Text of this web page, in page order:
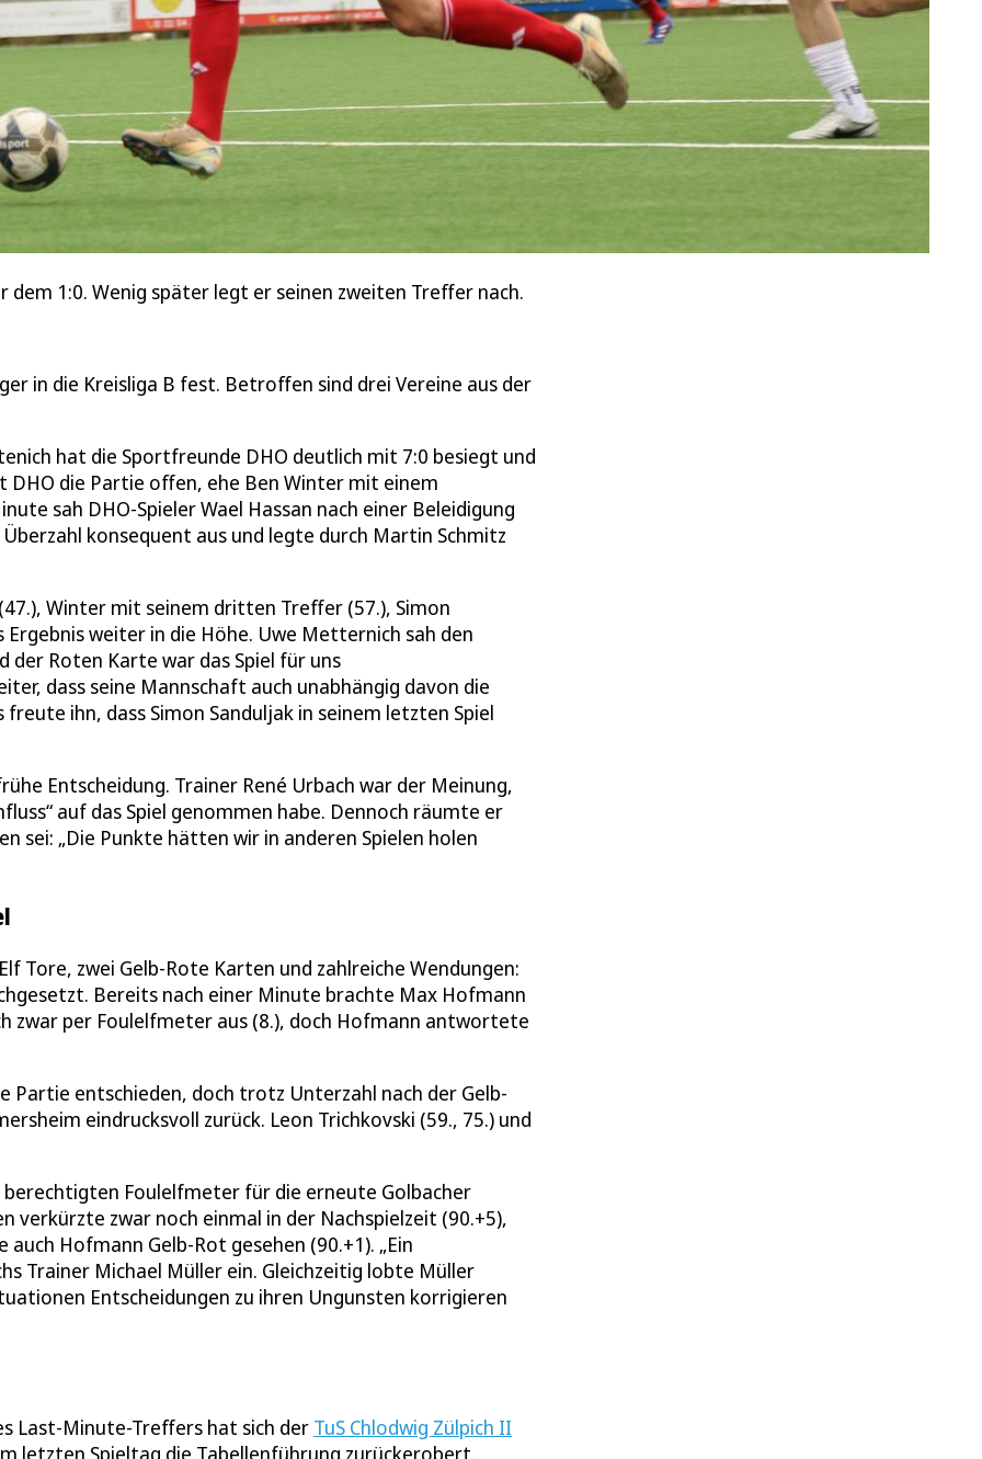
1:0. Wenig später legt er seinen zweiten Treffer nach.
in die Kreisliga B fest. Betroffen sind drei Vereine aus der
hat die Sportfreunde DHO deutlich mit 7:0 besiegt und
DHO die Partie offen, ehe Ben Winter mit einem
sah DHO-Spieler Wael Hassan nach einer Beleidigung
konsequent aus und legte durch Martin Schmitz
Winter mit seinem dritten Treffer (57.), Simon
weiter in die Höhe. Uwe Metternich sah den
der Roten Karte war das Spiel für uns
dass seine Mannschaft auch unabhängig davon die
ihn, dass Simon Sanduljak in seinem letzten Spiel
Entscheidung. Trainer René Urbach war der Meinung,
auf das Spiel genommen habe. Dennoch räumte er
sei: „Die Punkte hätten wir in anderen Spielen holen
Elf Tore, zwei Gelb-Rote Karten und zahlreiche Wendungen:
Bereits nach einer Minute brachte Max Hofmann
zwar per Foulelfmeter aus (8.), doch Hofmann antwortete
Partie entschieden, doch trotz Unterzahl nach der Gelb-
eindrucksvoll zurück. Leon Trichkovski (59., 75.) und
Foulelfmeter für die erneute Golbacher
verkürzte zwar noch einmal in der Nachspielzeit (90.+5),
Hofmann Gelb-Rot gesehen (90.+1). „Ein
Trainer Michael Müller ein. Gleichzeitig lobte Müller
Entscheidungen zu ihren Ungunsten korrigieren
Last-Minute-Treffers hat sich der TuS Chlodwig Zülpich II